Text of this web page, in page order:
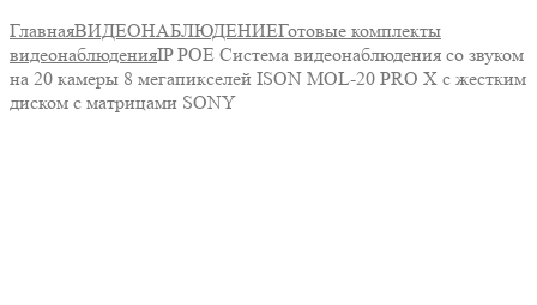
ГлавнаяВИДЕОНАБЛЮДЕНИЕГотовые комплекты
видеонаблюденияIP POE Система видеонаблюдения со звуком
на 20 камеры 8 мегапикселей ISON MOL-20 PRO X с жестким
диском с матрицами SONY